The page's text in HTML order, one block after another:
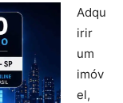
Adqu
irir
um
imóv
el,